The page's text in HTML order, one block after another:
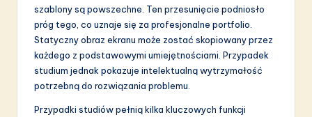
szablony są powszechne. Ten przesunięcie podniosło
próg tego, co uznaje się za profesjonalne portfolio.
Statyczny obraz ekranu może zostać skopiowany przez
każdego z podstawowymi umiejętnościami. Przypadek
studium jednak pokazuje intelektualną wytrzymałość
potrzebną do rozwiązania problemu.
Przypadki studiów pełnią kilka kluczowych funkcji